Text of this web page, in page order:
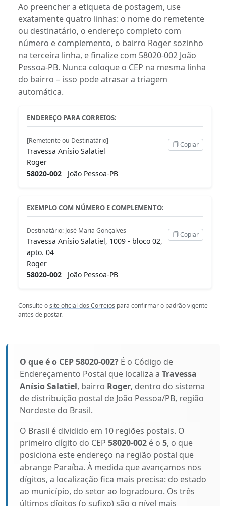
Ao preencher a etiqueta de postagem, use
exatamente quatro linhas: o nome do remetente
ou destinatário, o endereço completo com
número e complemento, o bairro Roger sozinho
na terceira linha, e finalize com 58020-002 João
Pessoa-PB. Nunca coloque o CEP na mesma linha
do bairro – isso pode atrasar a triagem
automática.
ENDEREÇO PARA CORREIOS:
[Remetente ou Destinatário]
Travessa Anísio Salatiel
Roger
58020-002 João Pessoa-PB
Copiar
EXEMPLO COM NÚMERO E COMPLEMENTO:
Destinatário: José Maria Gonçalves
Travessa Anísio Salatiel, 1009 - bloco 02,
apto. 04
Roger
58020-002 João Pessoa-PB
Copiar
Consulte osite oficial dos Correios para confirmar o padrão vigente
antes de postar.
O que é o CEP 58020-002? É o Código de
Endereçamento Postal que localiza a Travessa
Anísio Salatiel, bairro Roger, dentro do sistema
de distribuição postal de João Pessoa/PB, região
Nordeste do Brasil.
O Brasil é dividido em 10 regiões postais. O
primeiro dígito do CEP 58020-002 é o 5, o que
posiciona este endereço na região postal que
abrange Paraíba. À medida que avançamos nos
dígitos, a localização fica mais precisa: do estado
ao município, do setor ao logradouro. Os três
últimos dígitos (o sufixo) são o nível mais